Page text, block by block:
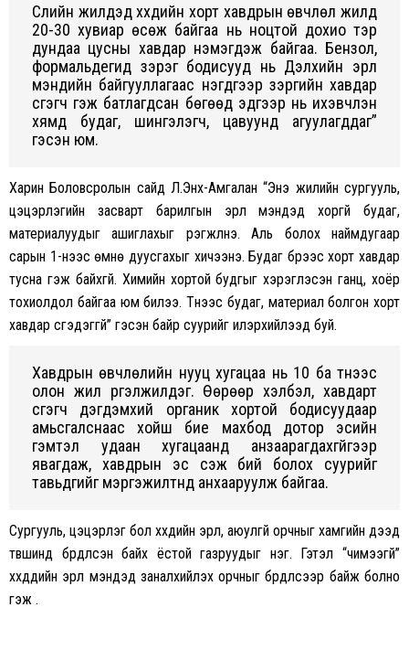
Сүүлийн жилүүдэд хүүхдийн хорт хавдрын өвчлөл жилд
20-30 хувиар өсөж байгаа нь ноцтой дохио тэр
дундаа цусны хавдар нэмэгдэж байгаа. Бензол,
формальдегид зэрэг бодисууд нь Дэлхийн эрүүл
мэндийн байгууллагаас нэгдүгээр зэргийн хавдар
үүсгэгч гэж батлагдсан бөгөөд эдгээр нь ихэвчлэн
хямд будаг, шингэлэгч, цавуунд агуулагддаг”
гэсэн юм.
Харин Боловсролын сайд Л.Энх-Амгалан “Энэ жилийн сургууль,
цэцэрлэгийн засварт барилгын эрүүл мэндэд хоргүй будаг,
материалуудыг ашиглахыг үүрэгжүүлнэ. Аль болох наймдугаар
сарын 1-нээс өмнө дуусгахыг хичээнэ. Будаг бүрээс хорт хавдар
тусна гэж байхгүй. Химийн хортой будгыг хэрэглэсэн ганц, хоёр
тохиолдол байгаа юм билээ. Түүнээс будаг, материал болгон хорт
хавдар үүсгэдэггүй” гэсэн байр суурийг илэрхийлээд буй.
Хавдрын өвчлөлийн нууц хугацаа нь 10 ба түүнээс
олон жил үргэлжилдэг. Өөрөөр хэлбэл, хавдарт
үүсгэгч дэгдэмхий органик хортой бодисуудаар
амьсгалснаас хойш бие махбод дотор эсийн
гэмтэл удаан хугацаанд анзаарагдахгүйгээр
явагдаж, хавдрын эс үүсэж бий болох суурийг
тавьдгийг мэргэжилтнүүд анхааруулж байгаа.
Сургууль, цэцэрлэг бол хүүхдийн эрүүл, аюулгүй орчныг хамгийн дээд
түвшинд бүрдүүлсэн байх ёстой газруудыг нэг. Гэтэл “чимээгүй”
хүүхдүүдийн эрүүл мэндэд заналхийлэх орчныг бүрдүүлсээр байж болно
гэж үү.